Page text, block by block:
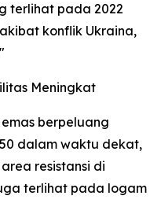
terlihat pada 2022
konflik Ukraina,
Meningkat
berpeluang
dalam waktu dekat,
resistansi di
terlihat pada logam